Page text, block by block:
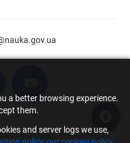
a better browsing experience.
them.
and server logs we use,
Young Scientists Council at the